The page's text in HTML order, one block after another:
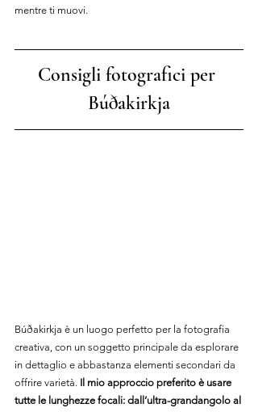
mentre ti muovi.
Consigli fotografici per
Búðakirkja
Búðakirkja è un luogo perfetto per la fotografia
creativa, con un soggetto principale da esplorare
in dettaglio e abbastanza elementi secondari da
offrire varietà. Il mio approccio preferito è usare
tutte le lunghezze focali: dall’ultra-grandangolo al